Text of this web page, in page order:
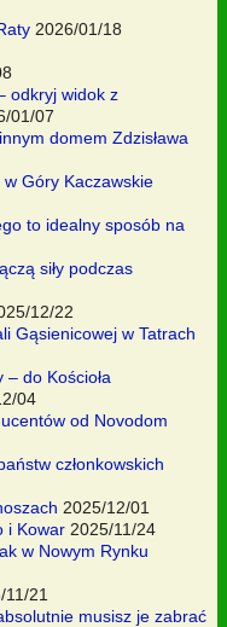
2026/01/18
odkryj widok z
01/07
domem Zdzisława
Góry Kaczawskie
to idealny sposób na
siły podczas
12/22
Gąsienicowej w Tatrach
do Kościoła
04
od Novodom
członkowskich
2025/12/01
i Kowar 2025/11/24
w Nowym Rynku
11/21
musisz je zabrać